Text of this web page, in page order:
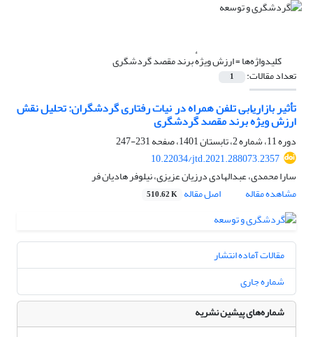
کلیدواژه‌ها =ارزش ویژهٔ برند مقصد گردشگری
تعداد مقالات: 1
تأثیر بازاریابی تلفن همراه در نیات رفتاری گردشگران: تحلیل نقش
ارزش ویژهٔ برند مقصد گردشگری
دوره 11، شماره 2، تابستان 1401، صفحه
231-247
10.22034/jtd.2021.288073.2357
سارا محمدی، عبدالهادی درزیان عزیزی، نیلوفر هادیان فر
مشاهده مقاله
اصل مقاله 510.62 K
مقالات آماده انتشار
شماره جاری
شماره‌های پیشین نشریه